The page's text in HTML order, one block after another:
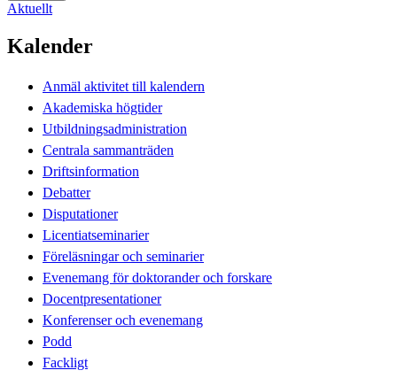
Aktuellt
Kalender
Anmäl aktivitet till kalendern
Akademiska högtider
Utbildningsadministration
Centrala sammanträden
Driftsinformation
Debatter
Disputationer
Licentiatseminarier
Föreläsningar och seminarier
Evenemang för doktorander och forskare
Docentpresentationer
Konferenser och evenemang
Podd
Fackligt